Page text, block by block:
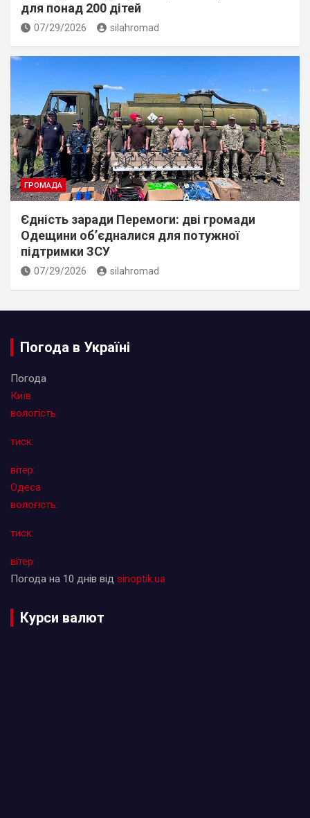
для понад 200 дітей
07/29/2026 silahromad
ГРОМАДА
Єдність заради Перемоги: дві громади
Одещини об’єдналися для потужної
підтримки ЗСУ
07/29/2026 silahromad
Погода в Україні
Погода
Київ
вологість:
тиск:
вітер:
Одеса
вологість:
тиск:
вітер:
Погода на 10 днів від sinoptik.ua
Курси валют